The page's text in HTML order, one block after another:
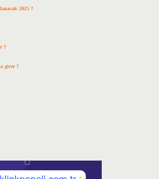
2025 ?
?
girer ?